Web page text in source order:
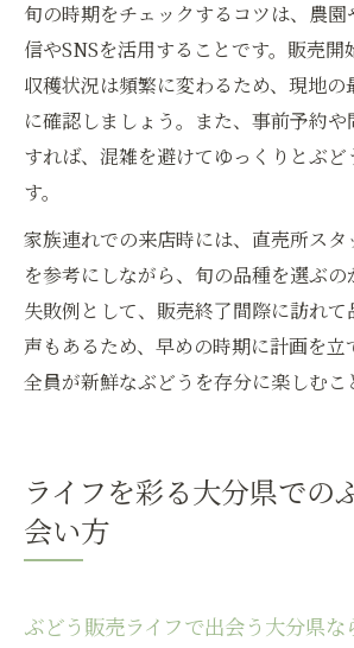
旬の時期をチェックするコツは、農
信やSNSを活用することです。販売開
収穫状況は頻繁に変わるため、現地の
に確認しましょう。また、事前予約
すれば、混雑を避けてゆっくりとぶど
す。
家族連れでの来店時には、直売所スタ
を参考にしながら、旬の品種を選ぶの
失敗例として、販売終了間際に訪れて
声もあるため、早めの時期に計画を立
全員が新鮮なぶどうを存分に楽しむこ
ライフを彩る大分県での
会い方
ぶどう販売ライフで出会う大分県な